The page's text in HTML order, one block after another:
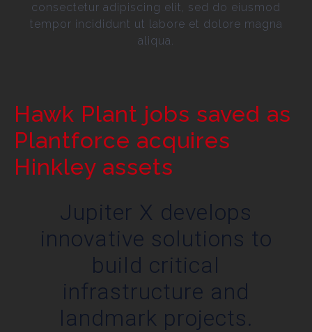
consectetur adipiscing elit, sed do eiusmod
tempor incididunt ut labore et dolore magna
aliqua.
Hawk Plant jobs saved as
Plantforce acquires
Hinkley assets
Jupiter X develops
innovative solutions to
build critical
infrastructure and
landmark projects.